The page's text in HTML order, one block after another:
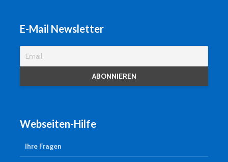
E-Mail Newsletter
Webseiten-Hilfe
Ihre Fragen